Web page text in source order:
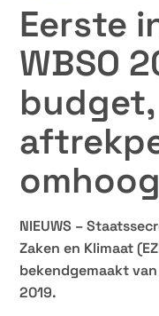
Eerste
WBSO
budget,
omhoog
NIEUWS –
Zaken en Klimaat
bekendgemaakt
2019.